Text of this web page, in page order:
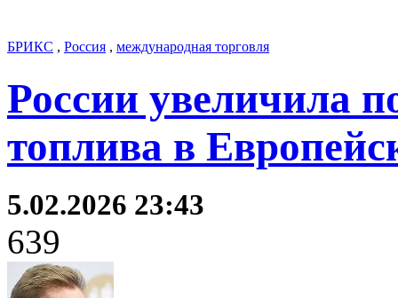
БРИКС , Россия , международная торговля
России увеличила
топлива в
5.02.2026 23:43
639